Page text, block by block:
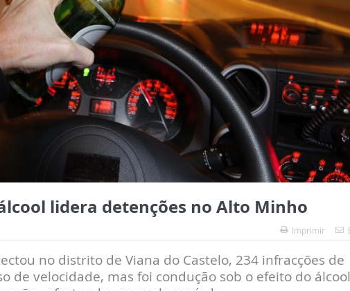
lidera detenções no Alto Minho
Imprimir
no distrito de Viana do Castelo, 234 infracções de
de velocidade, mas foi condução sob o efeito do álcool